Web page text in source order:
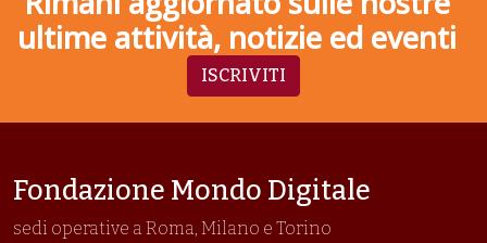
ultime attività, notizie ed eventi
ISCRIVITI
Fondazione Mondo Digitale
sedi operative a Roma, Milano e Torino